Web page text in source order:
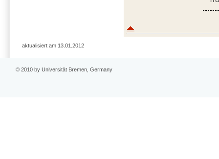
aktualisiert am 13.01.2012
© 2010 by Universität Bremen, Germany